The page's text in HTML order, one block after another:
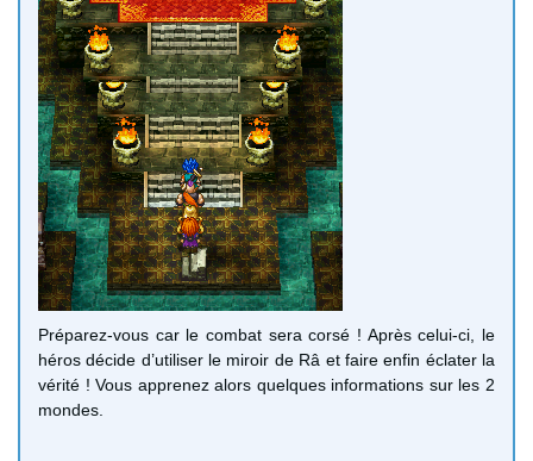
Préparez-vous car le combat sera corsé ! Après celui-ci, le
héros décide d’utiliser le miroir de Râ et faire enfin éclater la
vérité ! Vous apprenez alors quelques informations sur les 2
mondes.